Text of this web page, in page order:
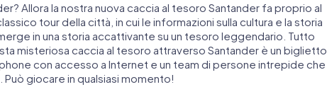
Allora la nostra nuova caccia al tesoro Santander fa proprio al
tour della città, in cui le informazioni sulla cultura e la storia
in una storia accattivante su un tesoro leggendario. Tutto
misteriosa caccia al tesoro attraverso Santander è un biglietto
con accesso a Internet e un team di persone intrepide che
giocare in qualsiasi momento!